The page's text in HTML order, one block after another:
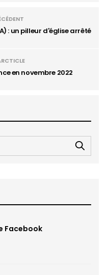
: un pilleur d'église arrêté
en novembre 2022
Facebook